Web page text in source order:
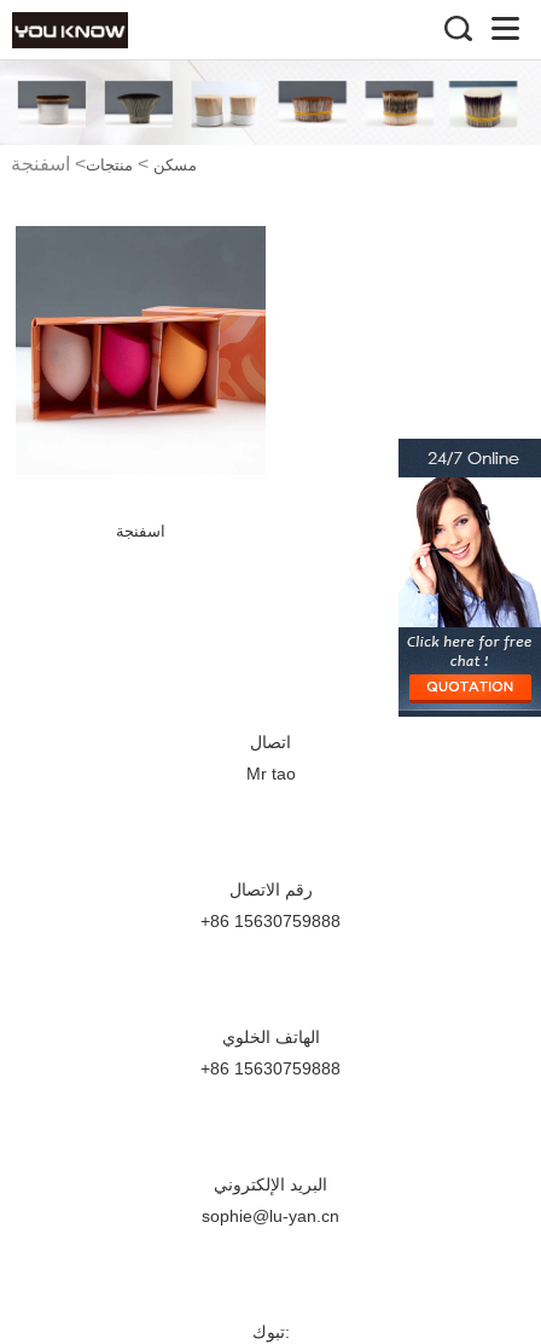
مسكن > منتجات> اسفنجة
اسفنجة
اتصال
Mr tao
رقم الاتصال
+86 15630759888
الهاتف الخلوي
+86 15630759888
البريد الإلكتروني
sophie@lu-yan.cn
تبوك: